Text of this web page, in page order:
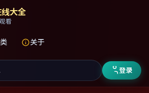
大全
看
关于
登录